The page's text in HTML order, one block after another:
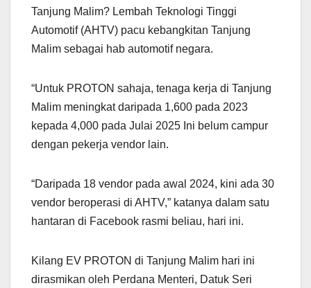
Tanjung Malim? Lembah Teknologi Tinggi
Automotif (AHTV) pacu kebangkitan Tanjung
Malim sebagai hab automotif negara.
“Untuk PROTON sahaja, tenaga kerja di Tanjung
Malim meningkat daripada 1,600 pada 2023
kepada 4,000 pada Julai 2025 Ini belum campur
dengan pekerja vendor lain.
“Daripada 18 vendor pada awal 2024, kini ada 30
vendor beroperasi di AHTV,” katanya dalam satu
hantaran di Facebook rasmi beliau, hari ini.
Kilang EV PROTON di Tanjung Malim hari ini
dirasmikan oleh Perdana Menteri, Datuk Seri